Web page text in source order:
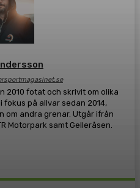
2010 fotat och skrivit om olika
på allvar sedan 2014,
om andra grenar. Utgår ifrån
Motorpark samt Gelleråsen.